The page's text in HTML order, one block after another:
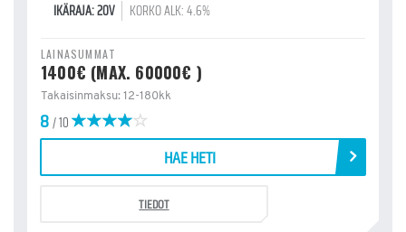
IKÄRAJA: 20V KORKO ALK: 4.6%
LAINASUMMAT
1400€ (MAX. 60000€ )
Takaisinmaksu: 12-180kk
8/ 10
HAE HETI
TIEDOT